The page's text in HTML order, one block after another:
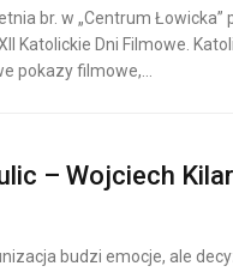
br. w „Centrum Łowicka”
Katolickie Dni Filmowe.
pokazy filmowe,…
– Wojciech Kilar
budzi emocje, ale